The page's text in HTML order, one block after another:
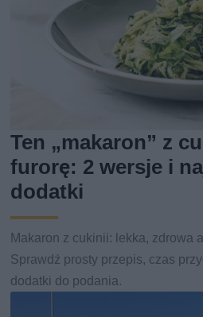
Ten „makaron” z
furorę: 2 wersje i
dodatki
Makaron z cukinii: lekka, zdrowa
Sprawdź prosty przepis, czas
dodatki do podania.